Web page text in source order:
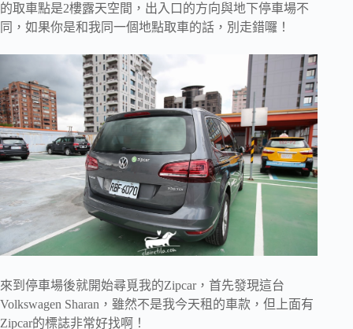
的取車點是2樓露天空間，出入口的方向與地下停車場不
同，如果你是和我同一個地點取車的話，別走錯囉！
來到停車場後就開始尋覓我的Zipcar，首先發現這台
Volkswagen Sharan，雖然不是我今天租的車款，但上面有
Zipcar的標誌非常好找啊！